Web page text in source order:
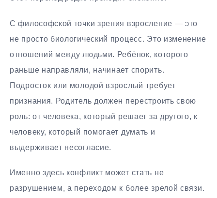
С философской точки зрения взросление — это
не просто биологический процесс. Это изменение
отношений между людьми. Ребёнок, которого
раньше направляли, начинает спорить.
Подросток или молодой взрослый требует
признания. Родитель должен перестроить свою
роль: от человека, который решает за другого, к
человеку, который помогает думать и
выдерживает несогласие.
Именно здесь конфликт может стать не
разрушением, а переходом к более зрелой связи.